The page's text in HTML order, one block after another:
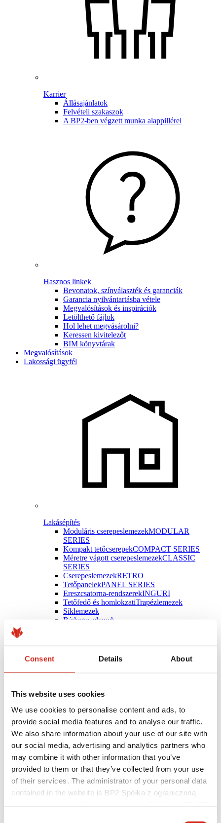
Consent Details About
This website uses cookies
We use cookies to personalise content and ads, to
provide social media features and to analyse our traffic.
We also share information about your use of our site with
our social media, advertising and analytics partners who
may combine it with other information that you’ve
provided to them or that they’ve collected from your use
of their services. The administrator of your personal data
contained in the website is BP2 Spółka z ograniczoną
Karrier
Állásajánlatok
Felvételi szakaszok
A BP2-ben végzett munka alappillérei
Hasznos linkek
Bevonatok, színválaszték és garanciák
Garancia nyilvántartásba vétele
Megvalósítások és inspirációk
Letölthető fájlok
Hol lehet megvásárolni?
Keressen kivitelezőt
BIM könyvtárak
Megvalósítások
Lakossági ügyfél
Lakásépítés
Moduláris cserepeslemezekMODULAR
SERIES
Kompakt tetőcserepekCOMPACT SERIES
Méretre vágott cserepeslemezekCLASSIC
SERIES
CserepeslemezekRETRO
TetőpanelekPANEL SERIES
Ereszcsatorna-rendszerekINGURI
Tetőfedő és homlokzatiTrapézlemezek
Síklemezek
Bádogos elemek
Lakossági ügyfél
Megvalósítások és inspirációk